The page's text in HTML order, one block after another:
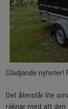
Glädjande nyheter!
Det återstår lite
räknar med att